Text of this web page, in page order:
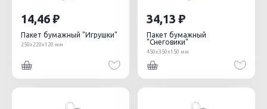
14,46
Пакет бумажный "Игрушки"
250х220х120 мм
34,13
Пакет бумажный
"Снеговики"
450х350х150 мм